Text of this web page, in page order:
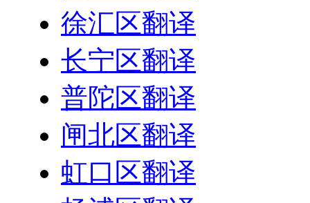
徐汇区翻译
长宁区翻译
普陀区翻译
闸北区翻译
虹口区翻译